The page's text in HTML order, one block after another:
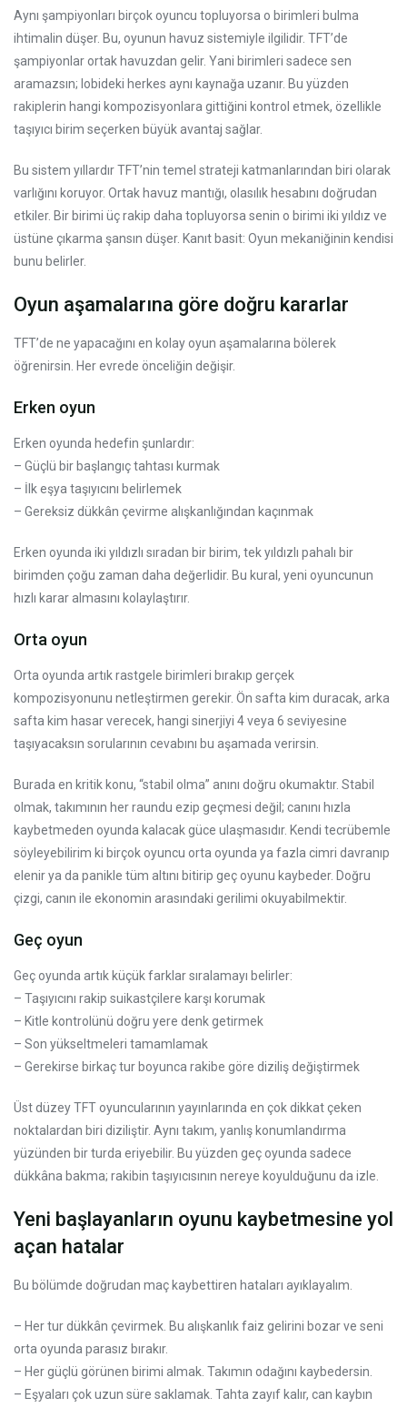
Aynı şampiyonları birçok oyuncu topluyorsa o birimleri bulma
ihtimalin düşer. Bu, oyunun havuz sistemiyle ilgilidir. TFT’de
şampiyonlar ortak havuzdan gelir. Yani birimleri sadece sen
aramazsın; lobideki herkes aynı kaynağa uzanır. Bu yüzden
rakiplerin hangi kompozisyonlara gittiğini kontrol etmek, özellikle
taşıyıcı birim seçerken büyük avantaj sağlar.
Bu sistem yıllardır TFT’nin temel strateji katmanlarından biri olarak
varlığını koruyor. Ortak havuz mantığı, olasılık hesabını doğrudan
etkiler. Bir birimi üç rakip daha topluyorsa senin o birimi iki yıldız ve
üstüne çıkarma şansın düşer. Kanıt basit: Oyun mekaniğinin kendisi
bunu belirler.
Oyun aşamalarına göre doğru kararlar
TFT’de ne yapacağını en kolay oyun aşamalarına bölerek
öğrenirsin. Her evrede önceliğin değişir.
Erken oyun
Erken oyunda hedefin şunlardır:
– Güçlü bir başlangıç tahtası kurmak
– İlk eşya taşıyıcını belirlemek
– Gereksiz dükkân çevirme alışkanlığından kaçınmak
Erken oyunda iki yıldızlı sıradan bir birim, tek yıldızlı pahalı bir
birimden çoğu zaman daha değerlidir. Bu kural, yeni oyuncunun
hızlı karar almasını kolaylaştırır.
Orta oyun
Orta oyunda artık rastgele birimleri bırakıp gerçek
kompozisyonunu netleştirmen gerekir. Ön safta kim duracak, arka
safta kim hasar verecek, hangi sinerjiyi 4 veya 6 seviyesine
taşıyacaksın sorularının cevabını bu aşamada verirsin.
Burada en kritik konu, “stabil olma” anını doğru okumaktır. Stabil
olmak, takımının her raundu ezip geçmesi değil; canını hızla
kaybetmeden oyunda kalacak güce ulaşmasıdır. Kendi tecrübemle
söyleyebilirim ki birçok oyuncu orta oyunda ya fazla cimri davranıp
elenir ya da panikle tüm altını bitirip geç oyunu kaybeder. Doğru
çizgi, canın ile ekonomin arasındaki gerilimi okuyabilmektir.
Geç oyun
Geç oyunda artık küçük farklar sıralamayı belirler:
– Taşıyıcını rakip suikastçilere karşı korumak
– Kitle kontrolünü doğru yere denk getirmek
– Son yükseltmeleri tamamlamak
– Gerekirse birkaç tur boyunca rakibe göre diziliş değiştirmek
Üst düzey TFT oyuncularının yayınlarında en çok dikkat çeken
noktalardan biri diziliştir. Aynı takım, yanlış konumlandırma
yüzünden bir turda eriyebilir. Bu yüzden geç oyunda sadece
dükkâna bakma; rakibin taşıyıcısının nereye koyulduğunu da izle.
Yeni başlayanların oyunu kaybetmesine yol
açan hatalar
Bu bölümde doğrudan maç kaybettiren hataları ayıklayalım.
– Her tur dükkân çevirmek. Bu alışkanlık faiz gelirini bozar ve seni
orta oyunda parasız bırakır.
– Her güçlü görünen birimi almak. Takımın odağını kaybedersin.
– Eşyaları çok uzun süre saklamak. Tahta zayıf kalır, can kaybın